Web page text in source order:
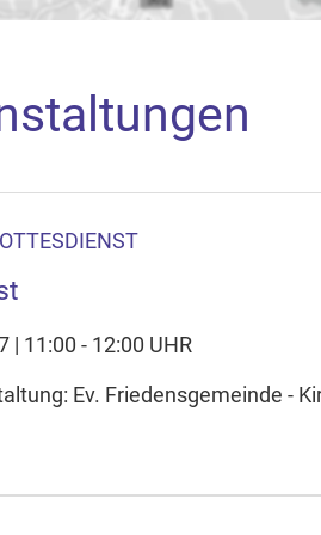
Anwendung Google Maps beim
Reichweitenmessung und
anpassen
| 11:00 - 12:00 UHR
Ev. Friedensgemeinde -